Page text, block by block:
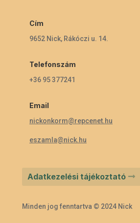
Cím
9652 Nick, Rákóczi u. 14.
Telefonszám
+36 95 377241
Email
nickonkorm@repcenet.hu
eszamla@nick.hu
Adatkezelési tájékoztató
Minden jog fenntartva © 2024 Nick